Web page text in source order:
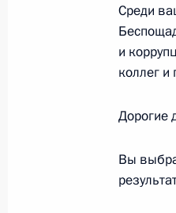
21 июня
21 июня
20
Среди
и
коллег
Дорогие
Вы